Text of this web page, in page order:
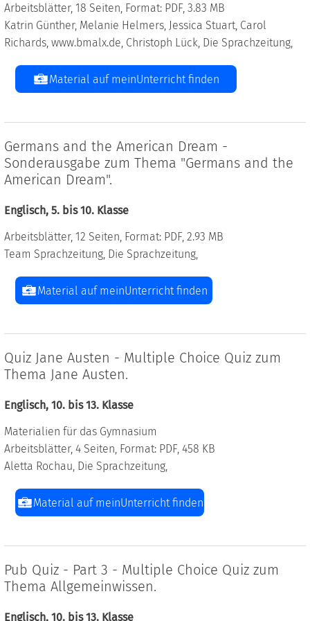
Arbeitsblätter, 18 Seiten, Format: PDF, 3.83 MB
Katrin Günther, Melanie Helmers, Jessica Stuart, Carol
Richards, www.bmalx.de, Christoph Lück, Die Sprachzeitung,
Material auf meinUnterricht finden
Germans and the American Dream -
Sonderausgabe zum Thema "Germans and the
American Dream".
Englisch, 5. bis 10. Klasse
Arbeitsblätter, 12 Seiten, Format: PDF, 2.93 MB
Team Sprachzeitung, Die Sprachzeitung,
Material auf meinUnterricht finden
Quiz Jane Austen - Multiple Choice Quiz zum
Thema Jane Austen.
Englisch, 10. bis 13. Klasse
Materialien für das Gymnasium
Arbeitsblätter, 4 Seiten, Format: PDF, 458 KB
Aletta Rochau, Die Sprachzeitung,
Material auf meinUnterricht finden
Pub Quiz - Part 3 - Multiple Choice Quiz zum
Thema Allgemeinwissen.
Englisch, 10. bis 13. Klasse